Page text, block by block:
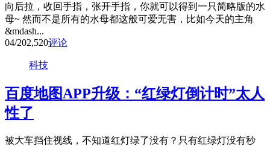
向后拉，收回手指，张开手指，你就可以得到一只简略版的水
母~ 然而不是所有的水母都这般可爱无害，比如今天的主角
&mdash...
04/202,520评论
科技
百度地图APP升级：“红绿灯倒计时”太人
性了
被大车挡住视线，不知道红灯绿了没有？只有红绿灯没有秒